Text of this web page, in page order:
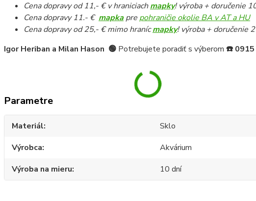
Cena dopravy od 11,- € v hraniciachmapky! výroba + doručenie
Cena dopravy 11.- € mapkapre pohraničie okolie BA v AT a HU
Cena dopravy od 25,- € mimo hranícmapky! výroba + doručenie
Igor Heriban a Milan Hason 🟢 Potrebujete poradiť s výberom ☎️
Parametre
Materiál
Sklo
Výrobca
Akvárium
Výroba na mieru
10 dní